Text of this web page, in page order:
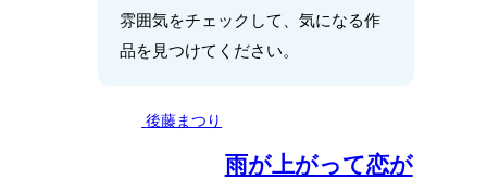
雰囲気をチェックして、気になる作
品を見つけてください。
後藤まつり
雨が上がって恋が